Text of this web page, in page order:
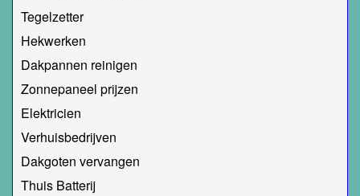
Tegelzetter
Hekwerken
Dakpannen reinigen
Zonnepaneel prijzen
Elektricien
Verhuisbedrijven
Dakgoten vervangen
Thuis Batterij